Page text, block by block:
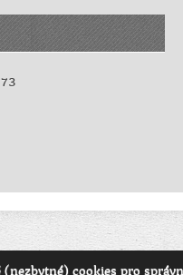
cookies pro